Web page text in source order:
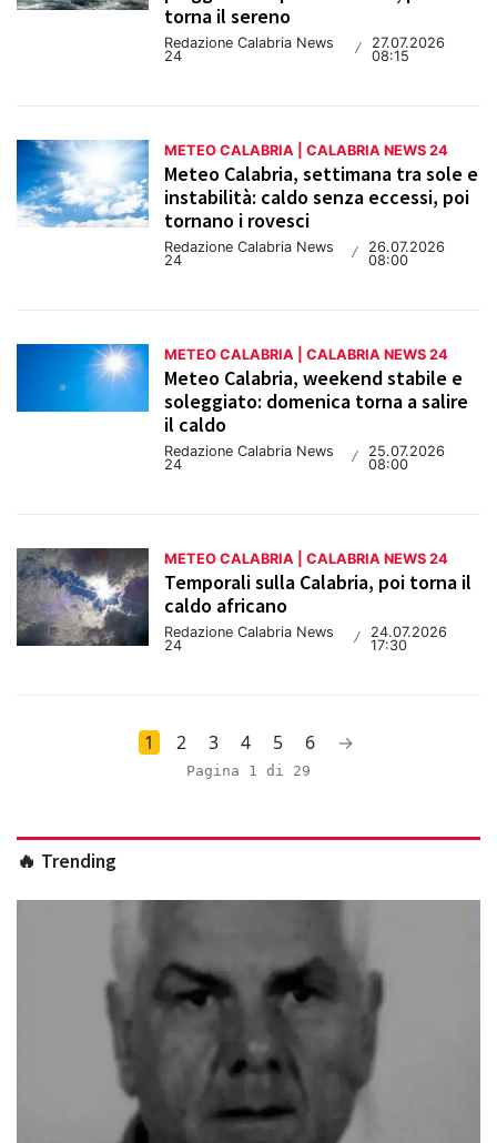
torna il sereno
Redazione Calabria News
24
/
27.07.2026
08:15
METEO CALABRIA | CALABRIA NEWS 24
Meteo Calabria, settimana tra sole e
instabilità: caldo senza eccessi, poi
tornano i rovesci
Redazione Calabria News
24
/
26.07.2026
08:00
METEO CALABRIA | CALABRIA NEWS 24
Meteo Calabria, weekend stabile e
soleggiato: domenica torna a salire
il caldo
Redazione Calabria News
24
/
25.07.2026
08:00
METEO CALABRIA | CALABRIA NEWS 24
Temporali sulla Calabria, poi torna il
caldo africano
Redazione Calabria News
24
/
24.07.2026
17:30
1 2 3 4 5 6 →
Pagina 1 di 29
🔥 Trending